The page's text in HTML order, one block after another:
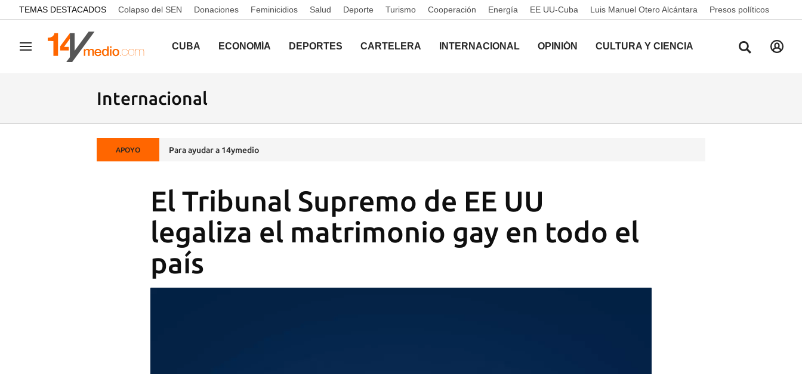
common.go-to-content
TEMAS DESTACADOS Colapso del SEN Donaciones Feminicidios Salud Deporte Turismo Cooperación Energía EE UU-Cuba Luis Manuel Otero Alcántara Presos políticos
Navegación CUBA ECONOMÍA DEPORTES CARTELERA INTERNACIONAL OPINIÓN CULTURA Y CIENCIA
Internacional
APOYO Para ayudar a 14ymedio
El Tribunal Supremo de EE UU
legaliza el matrimonio gay en todo el
país